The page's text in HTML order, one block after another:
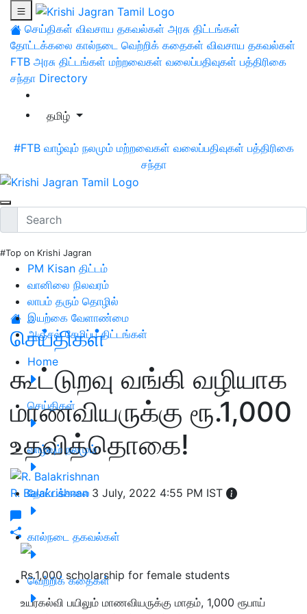
செய்திகள் விவசாய தகவல்கள் அரசு திட்டங்கள்
தோட்டக்கலை கால்நடை வெற்றிக் கதைகள் விவசாய தகவல்கள்
FTB அரசு திட்டங்கள் மற்றவைகள் வலைப்பதிவுகள் பத்திரிகை
சந்தா Directory
தமிழ்
#FTB வாழ்வும் நலமும் மற்றவைகள் வலைப்பதிவுகள் பத்திரிகை
சந்தா
#Top on Krishi Jagran
PM Kisan திட்டம்
வானிலை நிலவரம்
லாபம் தரும் தொழில்
இயற்கை வேளாண்மை
அஞ்சல் சேமிப்பு திட்டங்கள்
Home
செய்திகள்
வாழ்வும் நலமும்
தோட்டக்கலை
கால்நடை தகவல்கள்
வெற்றிக் கதைகள்
செய்திகள்
கூட்டுறவு வங்கி வழியாக
மாணவியருக்கு ரூ.1,000
உதவித்தொகை!
R. Balakrishnan 3 July, 2022 4:55 PM IST
Rs.1,000 scholarship for female students
உயர்கல்வி பயிலும் மாணவியருக்கு மாதம், 1,000 ரூபாய்